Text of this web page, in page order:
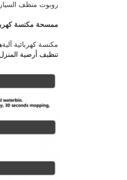
روبوت منظف
ممسحة مكنسة
مكنسة كهربائية آلية
تنظيف أرضية